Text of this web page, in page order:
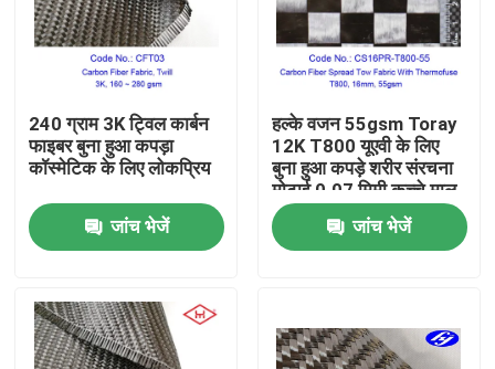
उत्पाद
240 ग्राम 3K ट्विल कार्बन
फाइबर बुना हुआ कपड़ा
कॉस्मेटिक के लिए लोकप्रिय
जांच भेजें
हल्के वजन 55gsm Toray
12K T800 यूएवी के लिए
बुना हुआ कपड़े शरीर संरचना
मोटाई 0.07 मिमी कच्चे माल
कार्बन यार्न
जांच भेजें